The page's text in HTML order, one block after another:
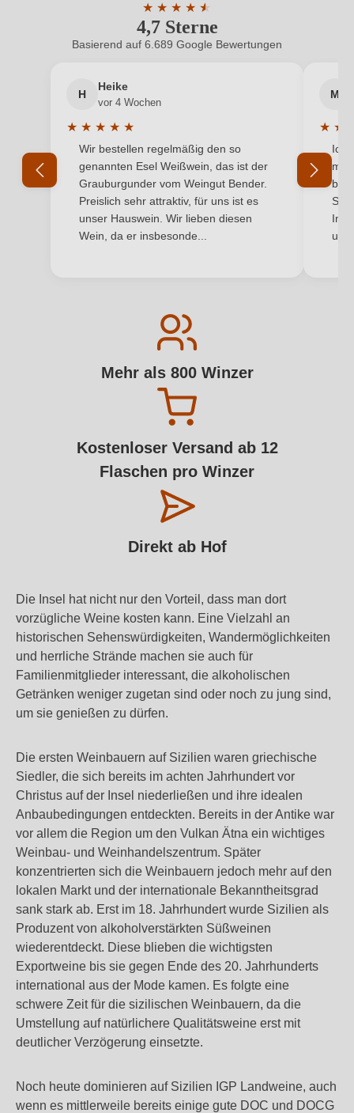
4,7 Sterne
★ ★ ★ ★ ★
★
Durchschnittliche Bewertung von 4.7
Basierend auf 6.689 Google Bewertungen
H
Heike
vor 4 Wochen
★ ★ ★ ★ ★
Durchschnittliche Bewertung von 5 von 5 Sternen
Wir bestellen regelmäßig den so
genannten Esel Weißwein, das ist der
Grauburgunder vom Weingut Bender.
Preislich sehr attraktiv, für uns ist es
unser Hauswein. Wir lieben diesen
Wein, da er insbesonde...
M
★ ★
Ich
mit
und
Mehr als 800 Winzer
Kostenloser Versand ab 12
Flaschen pro Winzer
Direkt ab Hof
Die Insel hat nicht nur den Vorteil, dass man dort
vorzügliche Weine kosten kann. Eine Vielzahl an
historischen Sehenswürdigkeiten, Wandermöglichkeiten
und herrliche Strände machen sie auch für
Familienmitglieder interessant, die alkoholischen
Getränken weniger zugetan sind oder noch zu jung sind,
um sie genießen zu dürfen.
Die ersten Weinbauern auf Sizilien waren griechische
Siedler, die sich bereits im achten Jahrhundert vor
Christus auf der Insel niederließen und ihre idealen
Anbaubedingungen entdeckten. Bereits in der Antike war
vor allem die Region um den Vulkan Ätna ein wichtiges
Weinbau- und Weinhandelszentrum. Später
konzentrierten sich die Weinbauern jedoch mehr auf den
lokalen Markt und der internationale Bekanntheitsgrad
sank stark ab. Erst im 18. Jahrhundert wurde Sizilien als
Produzent von alkoholverstärkten Süßweinen
wiederentdeckt. Diese blieben die wichtigsten
Exportweine bis sie gegen Ende des 20. Jahrhunderts
international aus der Mode kamen. Es folgte eine
schwere Zeit für die sizilischen Weinbauern, da die
Umstellung auf natürlichere Qualitätsweine erst mit
deutlicher Verzögerung einsetzte.
Noch heute dominieren auf Sizilien IGP Landweine, auch
wenn es mittlerweile bereits einige gute DOC und DOCG